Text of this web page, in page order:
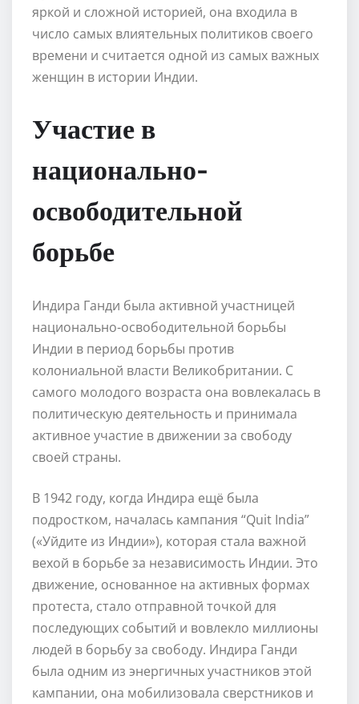
яркой и сложной историей, она входила в
число самых влиятельных политиков своего
времени и считается одной из самых важных
женщин в истории Индии.
Участие в
национально-
освободительной
борьбе
Индира Ганди была активной участницей
национально-освободительной борьбы
Индии в период борьбы против
колониальной власти Великобритании. С
самого молодого возраста она вовлекалась в
политическую деятельность и принимала
активное участие в движении за свободу
своей страны.
В 1942 году, когда Индира ещё была
подростком, началась кампания “Quit India”
(«Уйдите из Индии»), которая стала важной
вехой в борьбе за независимость Индии. Это
движение, основанное на активных формах
протеста, стало отправной точкой для
последующих событий и вовлекло миллионы
людей в борьбу за свободу. Индира Ганди
была одним из энергичных участников этой
кампании, она мобилизовала сверстников и